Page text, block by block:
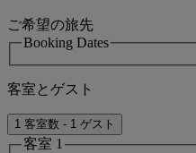
ご希望の旅先
Booking Dates
客室とゲスト
1 客室数 - 1 ゲスト
客室 1